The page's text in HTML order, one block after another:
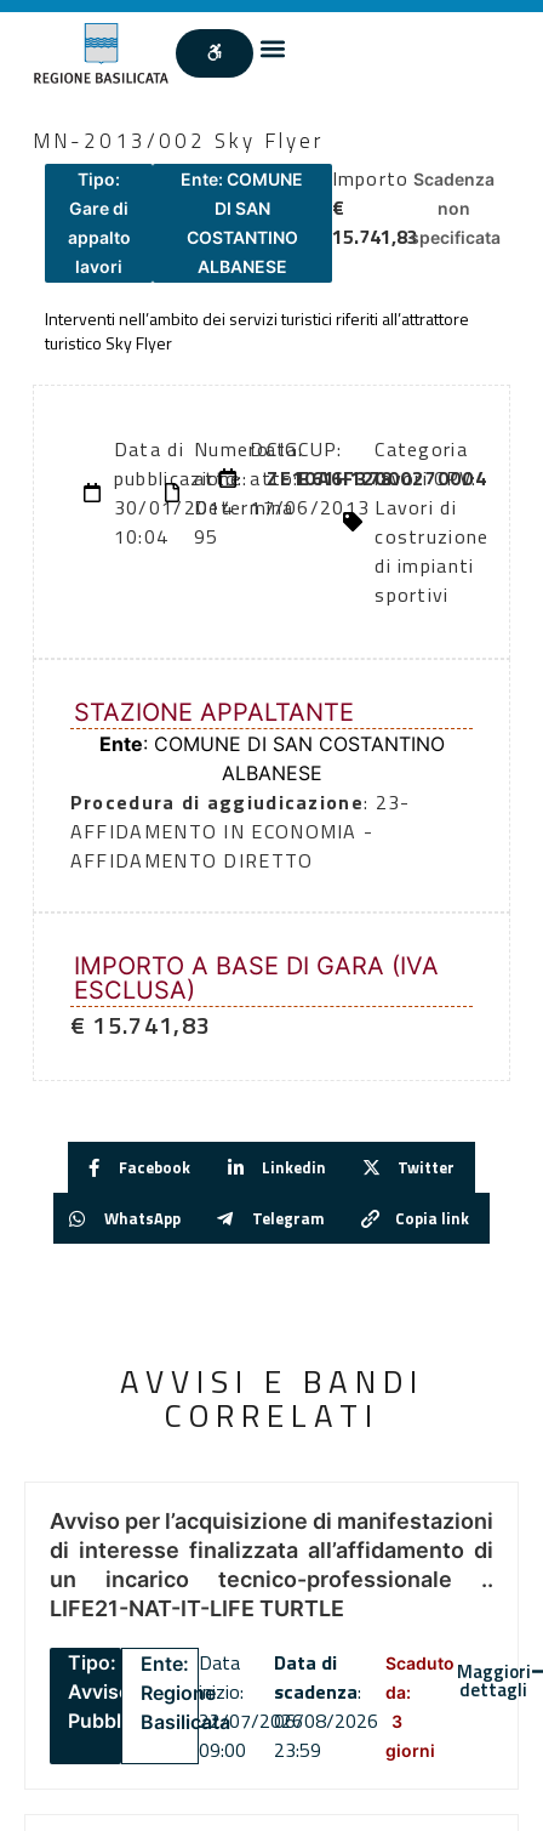
MN-2013/002 Sky Flyer
Tipo:
Gare di
appalto
lavori
Ente: COMUNE
DI SAN
COSTANTINO
ALBANESE
Importo
€
15.741,83
Scadenza
non
specificata
Interventi nell’ambito dei servizi turistici riferiti all’attrattore
turistico Sky Flyer
Data di
pubblicazione:
30/01/2014
10:04
Numero
atto:
Determina
95
Data
atto:
17/06/2013
CIG:
ZE10A6F378
CUP:
E61H12000270004
Categoria
lavori CPV:
Lavori di
costruzione
di impianti
sportivi
STAZIONE APPALTANTE
Ente: COMUNE DI SAN COSTANTINO
ALBANESE
Procedura di aggiudicazione: 23-
AFFIDAMENTO IN ECONOMIA -
AFFIDAMENTO DIRETTO
IMPORTO A BASE DI GARA (IVA
ESCLUSA)
€ 15.741,83
Facebook Linkedin Twitter
WhatsApp Telegram Copia link
AVVISI E BANDI
CORRELATI
Avviso per l’acquisizione di manifestazioni
di interesse finalizzata all’affidamento di
un incarico tecnico-professionale ..
LIFE21-NAT-IT-LIFE TURTLE
Tipo:
Avviso
Pubblico
Ente:
Regione
Basilicata
Data
inizio:
22/07/2026
09:00
Data di
scadenza:
06/08/2026
23:59
Scaduto
da:
3
giorni
Maggiori
dettagli